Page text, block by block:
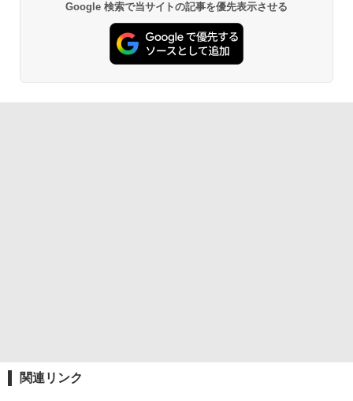
Google 検索で当サイトの記事を優先表示させる
関連リンク